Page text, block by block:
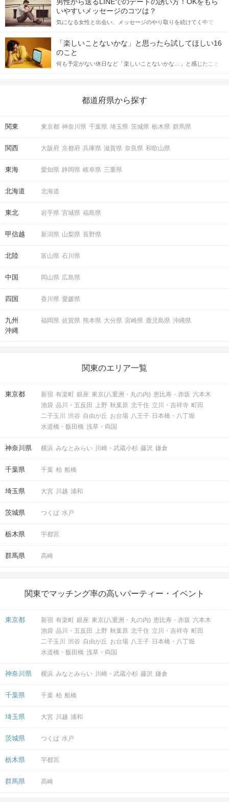
格的に始めようとしている方は、女性が異性を求めて出すサイン
をしっかりと理解し、正しい行動に移せるかどうかが重要。 この
記事では、女性が話しかけて欲しい時に出すサインとその心理を
合にどのような行動に繋げるべきかをご紹介していきます。
男性から送るLINEでのデートの誘い方！OKをもら
いやすいメッセージのコツは？
気になる女性と出会い、メッセージのやり取りを続けてく中で
しかし、中には「どう誘ったらいいの？」とお困りの男性もいら
っしゃるのではないでしょうか。 そこで今回は、男性から女性へ
送るLINEでのデートの誘い方のコツをご紹介します。例文も混じ
えながら解説するので、ぜひ参考にしてください。
「楽しいことないかな」と思ったら試してほしい16
のこと
何も予定がない休日など「楽しいことないかな…」と感じたこと
の楽しいことアイデアを集めました♪ いままさに楽しいことを探し
都道府県から探す
関東 東京都 神奈川県 千葉県 埼玉県 茨城県 栃木県 群馬県
関西 大阪府 京都府 兵庫県 滋賀県 奈良県 和歌山県
東海 愛知県 静岡県 岐阜県 三重県
北海道 北海道
東北 岩手県 宮城県 福島県
甲信越 新潟県 山梨県 長野県
北陸 富山県 石川県
中国 岡山県 広島県
四国 香川県 愛媛県
九州
沖縄
福岡県 佐賀県 熊本県 大分県 宮崎県 鹿児島県 沖縄県
関東のエリア一覧
東京都 新宿 有楽町 銀座 東京(八重洲・丸の内) 恵比寿・赤坂 六本木
池袋 品川・五反田 上野 秋葉原 北千住 立川・吉祥寺 町田
二子玉川
渋谷 自由が丘 お台場 八王子 日本橋・八丁堀
水道橋・飯田橋 浅草・両国
神奈川県 横浜 みなとみらい 川崎・武蔵小杉 藤沢 鎌倉
千葉県 千葉 柏 船橋
埼玉県 大宮 川越 浦和
茨城県 つくば 水戸
栃木県 宇都宮
群馬県 高崎
関東でマッチング率の高いパーティー・イベント
東京都 新宿 有楽町 銀座 東京(八重洲・丸の内) 恵比寿・赤坂 六本木
池袋 品川・五反田 上野 秋葉原 北千住 立川・吉祥寺 町田
二子玉川
渋谷 自由が丘 お台場 八王子 日本橋・八丁堀
水道橋・飯田橋 浅草・両国
神奈川県 横浜 みなとみらい 川崎・武蔵小杉 藤沢 鎌倉
千葉県 千葉 柏 船橋
埼玉県 大宮 川越 浦和
茨城県 つくば 水戸
栃木県 宇都宮
群馬県 高崎